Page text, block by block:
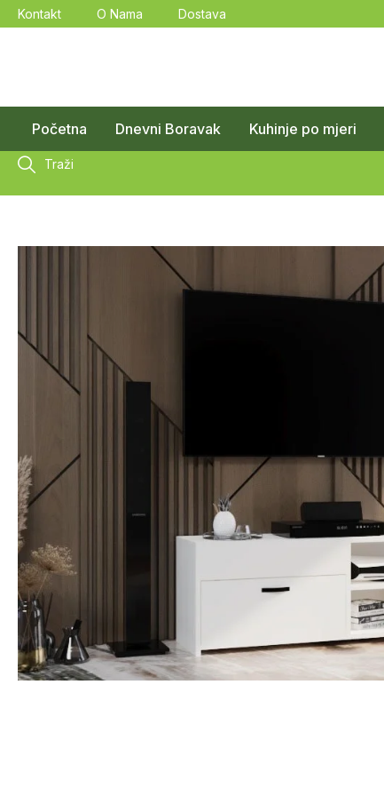
Kontakt O Nama Dostava
Početna Dnevni Boravak Kuhinje po mjeri
Traži